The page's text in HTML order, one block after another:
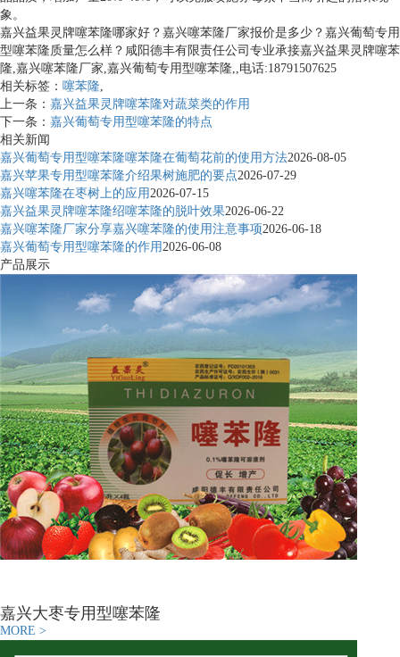
象。
嘉兴益果灵牌噻苯隆哪家好？嘉兴噻苯隆厂家报价是多少？嘉兴葡萄专用
型噻苯隆质量怎么样？咸阳德丰有限责任公司专业承接嘉兴益果灵牌噻苯
隆,嘉兴噻苯隆厂家,嘉兴葡萄专用型噻苯隆,,电话:18791507625
相关标签： 噻苯隆,
上一条： 嘉兴益果灵牌噻苯隆对蔬菜类的作用
下一条： 嘉兴葡萄专用型噻苯隆的特点
相关新闻
嘉兴葡萄专用型噻苯隆噻苯隆在葡萄花前的使用方法2026-08-05
嘉兴苹果专用型噻苯隆介绍果树施肥的要点2026-07-29
嘉兴噻苯隆在枣树上的应用2026-07-15
嘉兴益果灵牌噻苯隆绍噻苯隆的脱叶效果2026-06-22
嘉兴噻苯隆厂家分享嘉兴噻苯隆的使用注意事项2026-06-18
嘉兴葡萄专用型噻苯隆的作用2026-06-08
产品展示
嘉兴大枣专用型噻苯隆
MORE >